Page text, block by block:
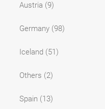
Austria (9)
Germany (98)
Iceland (51)
Others (2)
Spain (13)